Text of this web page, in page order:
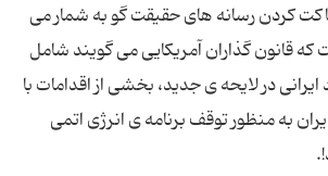
کردن رسانه های حقیقت گو به شمار می
که قانون گذاران آمریکایی می ‌گویند شامل
در لایحه ی جدید، بخشی از اقدامات با
به منظور توقف برنامه ی انرژی اتمی